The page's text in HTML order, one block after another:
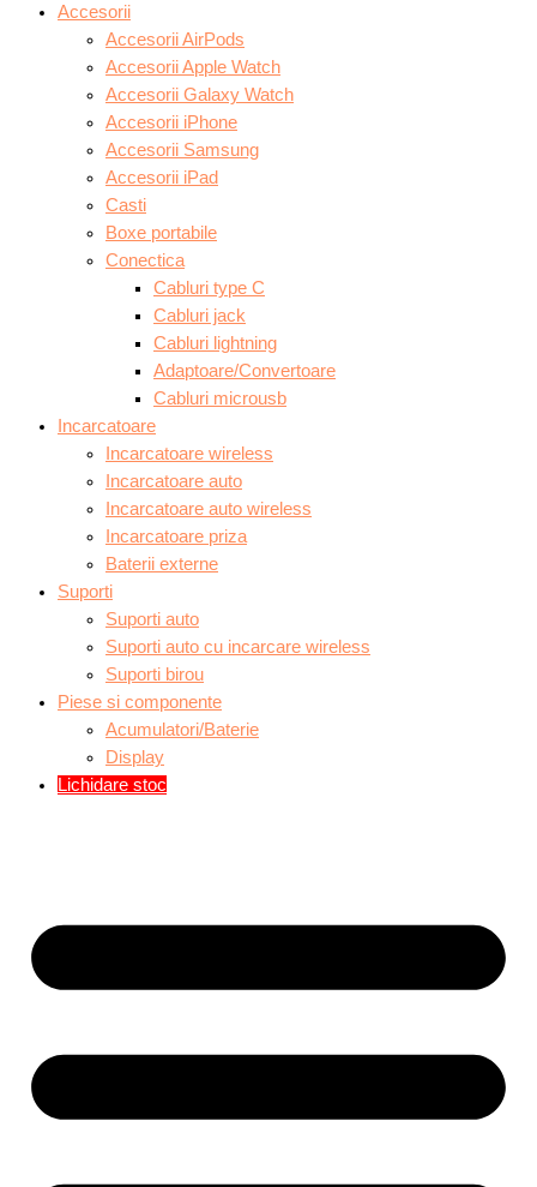
Accesorii
Accesorii AirPods
Accesorii Apple Watch
Accesorii Galaxy Watch
Accesorii iPhone
Accesorii Samsung
Accesorii iPad
Casti
Boxe portabile
Conectica
Cabluri type C
Cabluri jack
Cabluri lightning
Adaptoare/Convertoare
Cabluri microusb
Incarcatoare
Incarcatoare wireless
Incarcatoare auto
Incarcatoare auto wireless
Incarcatoare priza
Baterii externe
Suporti
Suporti auto
Suporti auto cu incarcare wireless
Suporti birou
Piese si componente
Acumulatori/Baterie
Display
Lichidare stoc